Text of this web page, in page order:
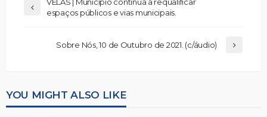
espaços públicos e vias municipais.
Sobre Nós, 10 de Outubro de 2021. (c/áudio)
YOU MIGHT ALSO LIKE